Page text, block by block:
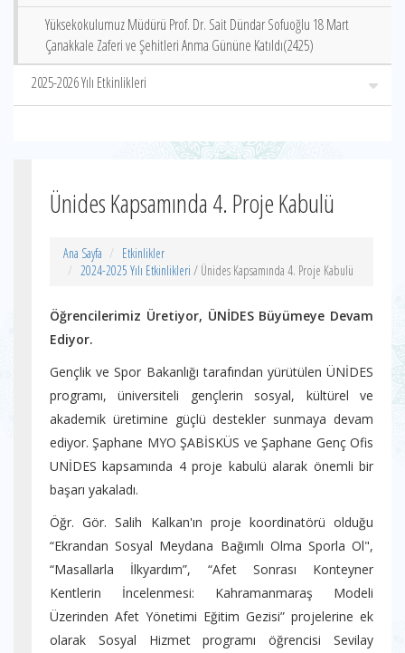
Yüksekokulumuz Müdürü Prof. Dr. Sait Dündar Sofuoğlu 18 Mart
Çanakkale Zaferi ve Şehitleri Anma Gününe Katıldı(2425)
2025-2026 Yılı Etkinlikleri
Ünides Kapsamında 4. Proje Kabulü
Ana Sayfa
Etkinlikler
2024-2025 Yılı Etkinlikleri / Ünides Kapsamında 4. Proje Kabulü
Öğrencilerimiz Üretiyor, ÜNİDES Büyümeye Devam
Ediyor.
Gençlik ve Spor Bakanlığı tarafından yürütülen ÜNİDES
programı, üniversiteli gençlerin sosyal, kültürel ve
akademik üretimine güçlü destekler sunmaya devam
ediyor. Şaphane MYO ŞABİSKÜS ve Şaphane Genç Ofis
UNİDES kapsamında 4 proje kabulü alarak önemli bir
başarı yakaladı.
Öğr. Gör. Salih Kalkan'ın proje koordinatörü olduğu
“Ekrandan Sosyal Meydana Bağımlı Olma Sporla Ol",
“Masallarla İlkyardım”, “Afet Sonrası Konteyner
Kentlerin İncelenmesi: Kahramanmaraş Modeli
Üzerinden Afet Yönetimi Eğitim Gezisi” projelerine ek
olarak Sosyal Hizmet programı öğrencisi Sevilay